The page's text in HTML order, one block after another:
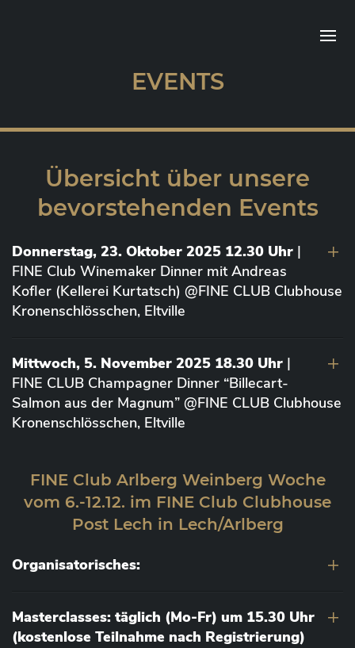
EVENTS
Übersicht über unsere
bevorstehenden Events
Donnerstag, 23. Oktober 2025 12.30 Uhr |
FINE Club Winemaker Dinner mit Andreas
Kofler (Kellerei Kurtatsch) @FINE CLUB Clubhouse
Kronenschlösschen, Eltville
Mittwoch, 5. November 2025 18.30 Uhr |
FINE CLUB Champagner Dinner “Billecart-
Salmon aus der Magnum” @FINE CLUB Clubhouse
Kronenschlösschen, Eltville
FINE Club Arlberg Weinberg Woche
vom 6.-12.12. im FINE Club Clubhouse
Post Lech in Lech/Arlberg
Organisatorisches:
Masterclasses: täglich (Mo-Fr) um 15.30 Uhr
(kostenlose Teilnahme nach Registrierung)